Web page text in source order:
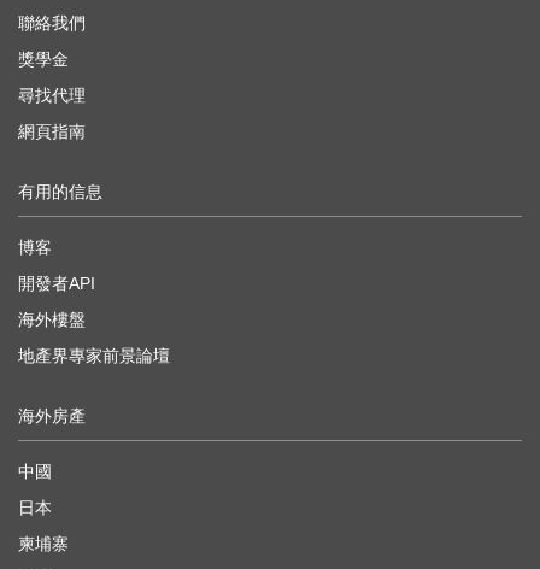
聯絡我們
獎學金
尋找代理
網頁指南
有用的信息
博客
開發者API
海外樓盤
地產界專家前景論壇
海外房產
中國
日本
柬埔寨